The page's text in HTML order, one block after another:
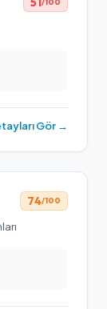
Gör →
74/100